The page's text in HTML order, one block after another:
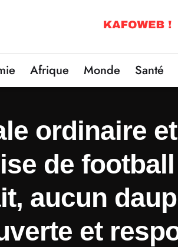
Afrique Monde Santé
ordinaire
de
aucun
et